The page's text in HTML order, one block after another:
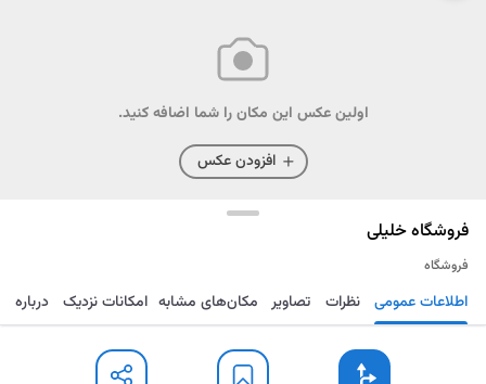
اولین عکس این مکان را شما اضافه کنید.
افزودن عکس
فروشگاه خلیلی
فروشگاه
مسیریابی ذخیره ارسال اطلاعات عمومی نظرات تصاویر مکان‌های مشابه امکانات نزدیک درباره